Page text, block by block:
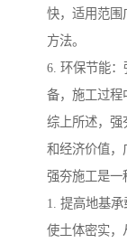
快，适用范围
方法。
6. 环保节能
备，施工过程
综上所述，强
和经济价值，
强夯施工是一
1. 提高地基承
使土体密实，